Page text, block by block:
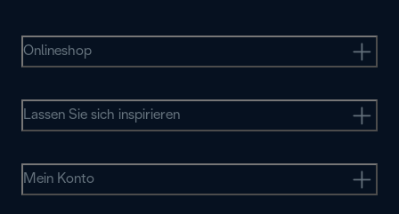
Onlineshop
Lassen Sie sich inspirieren
Mein Konto